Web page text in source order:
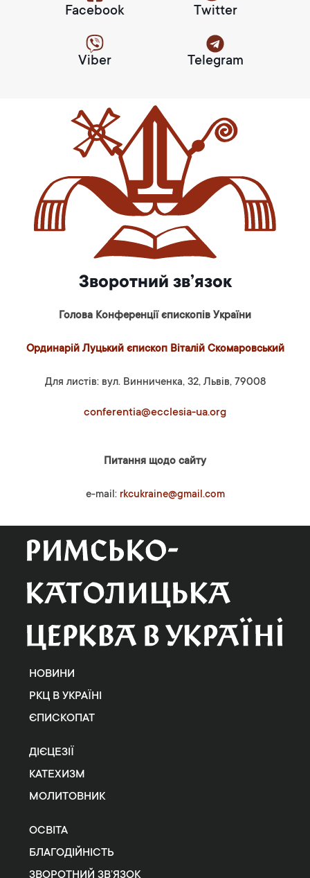
Facebook Twitter
Viber Telegram
Зворотний зв’язок
Голова Конференції єпископів України
Ординарій Луцький єпископ Віталій Скомаровський
Для листів: вул. Винниченка, 32, Львів, 79008
conferentia@ecclesia-ua.org
Питання щодо сайту
e-mail: rkcukraine@gmail.com
НОВИНИ
РКЦ В УКРАЇНІ
ЄПИСКОПАТ
ДІЄЦЕЗІЇ
КАТЕХИЗМ
МОЛИТОВНИК
ОСВІТА
БЛАГОДІЙНІСТЬ